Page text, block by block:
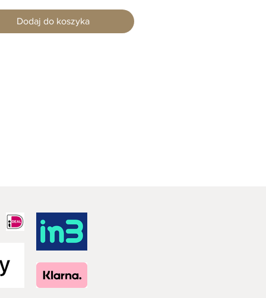
Dodaj do koszyka